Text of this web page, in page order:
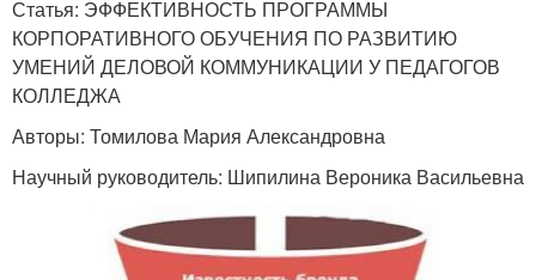
Статья: ЭФФЕКТИВНОСТЬ ПРОГРАММЫ
КОРПОРАТИВНОГО ОБУЧЕНИЯ ПО РАЗВИТИЮ
УМЕНИЙ ДЕЛОВОЙ КОММУНИКАЦИИ У ПЕДАГОГОВ
КОЛЛЕДЖА
Авторы: Томилова Мария Александровна
Научный руководитель: Шипилина Вероника Васильевна